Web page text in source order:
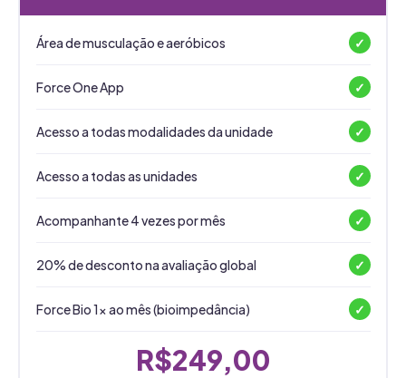
Área de musculação e aeróbicos ✓
Force One App ✓
Acesso a todas modalidades da unidade ✓
Acesso a todas as unidades ✓
Acompanhante 4 vezes por mês ✓
20% de desconto na avaliação global ✓
Force Bio 1x ao mês (bioimpedância) ✓
R$249,00